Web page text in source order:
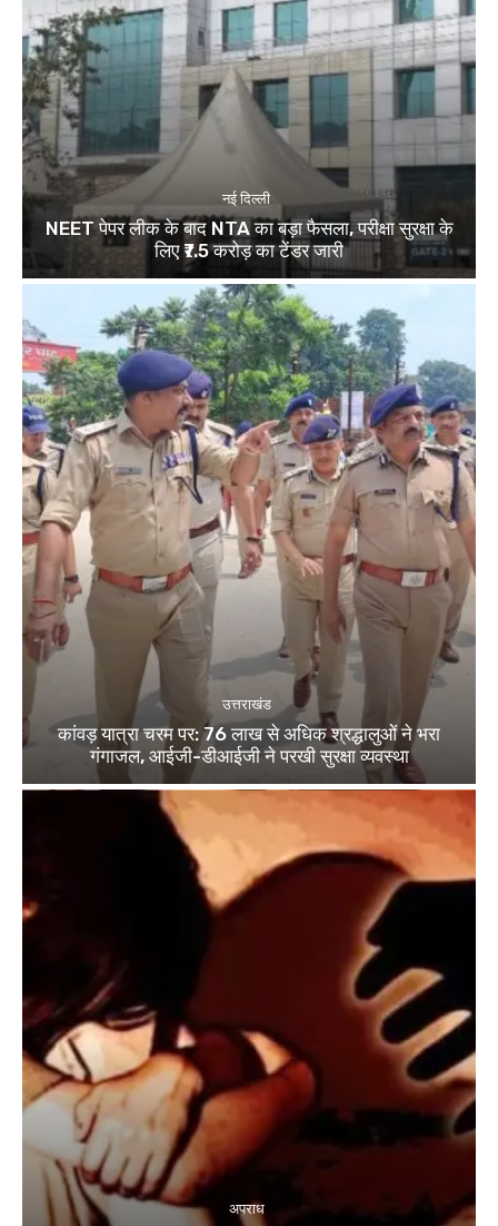
नई दिल्ली
NEET पेपर लीक के बाद NTA का बड़ा फैसला, परीक्षा सुरक्षा के
लिए ₹7.5 करोड़ का टेंडर जारी
उत्तराखंड
कांवड़ यात्रा चरम पर: 76 लाख से अधिक श्रद्धालुओं ने भरा
गंगाजल, आईजी-डीआईजी ने परखी सुरक्षा व्यवस्था
अपराध